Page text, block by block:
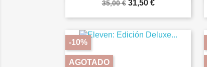
35,00 € 31,50 €
-10%
AGOTADO